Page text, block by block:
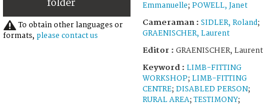
seconds
To obtain other languages or
formats, please contact us
Emmanuelle; POWELL, Janet
Cameraman : SIDLER, Roland;
GRAENISCHER, Laurent
Editor : GRAENISCHER, Laurent
Keyword : LIMB-FITTING
WORKSHOP; LIMB-FITTING
CENTRE; DISABLED PERSON;
RURAL AREA;TESTIMONY;